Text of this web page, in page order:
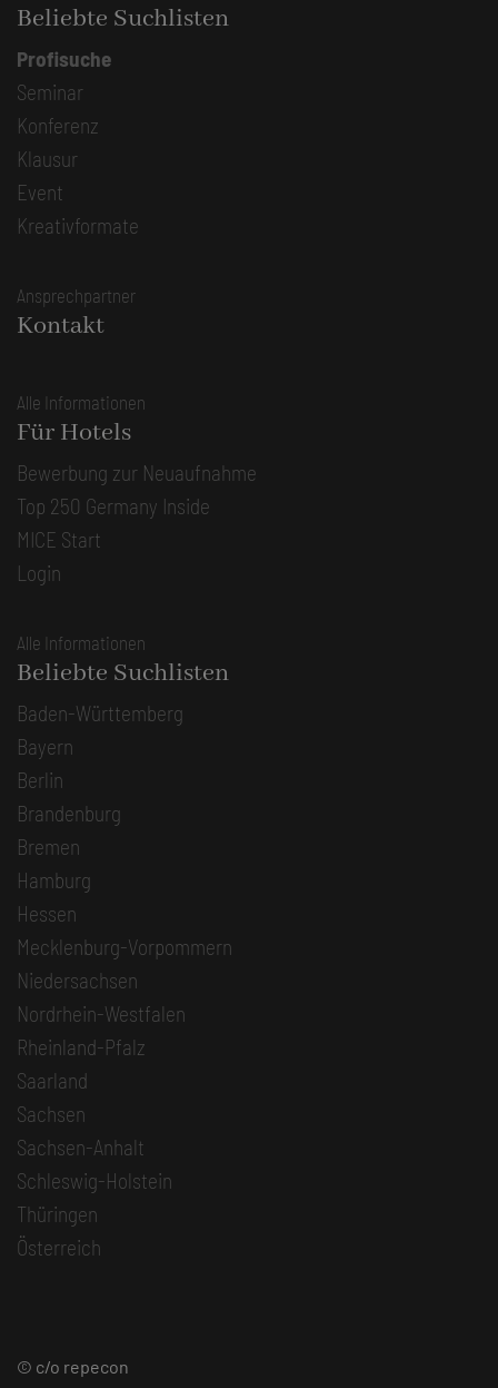
Beliebte Suchlisten
Profisuche
Seminar
Konferenz
Klausur
Event
Kreativformate
Ansprechpartner
Kontakt
Alle Informationen
Für Hotels
Bewerbung zur Neuaufnahme
Top 250 Germany Inside
MICE Start
Login
Alle Informationen
Beliebte Suchlisten
Baden-Württemberg
Bayern
Berlin
Brandenburg
Bremen
Hamburg
Hessen
Mecklenburg-Vorpommern
Niedersachsen
Nordrhein-Westfalen
Rheinland-Pfalz
Saarland
Sachsen
Sachsen-Anhalt
Schleswig-Holstein
Thüringen
Österreich
© c/o repecon